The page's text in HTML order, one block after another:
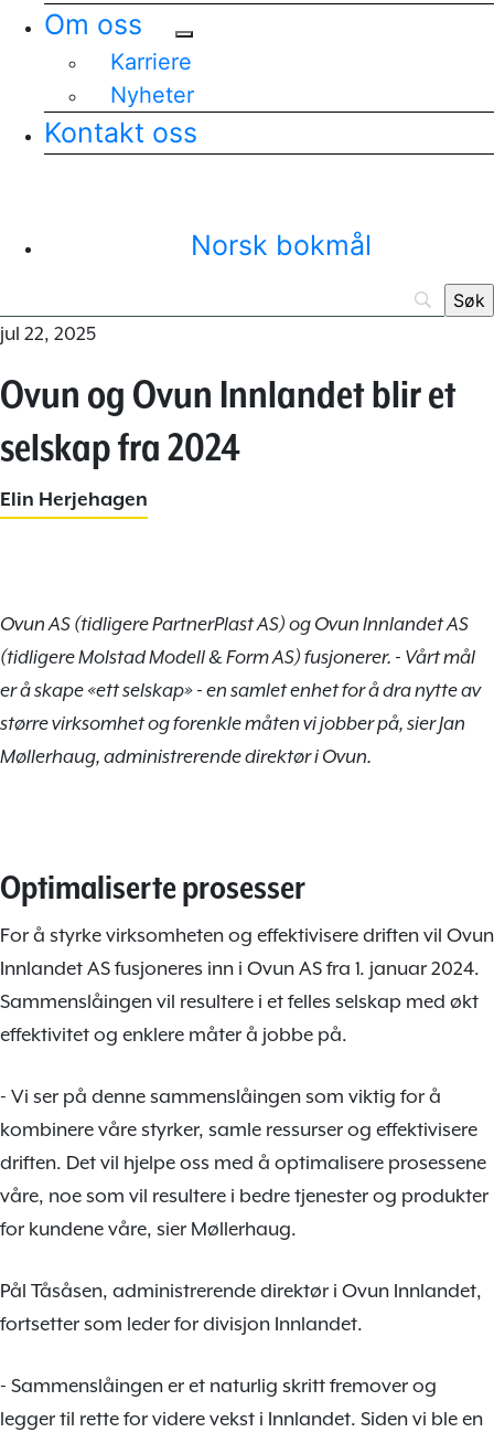
Om oss
Karriere
Nyheter
Kontakt oss
Norsk bokmål
jul 22, 2025
Ovun og Ovun Innlandet blir et
selskap fra 2024
Elin Herjehagen
Ovun AS (tidligere PartnerPlast AS) og Ovun Innlandet AS
(tidligere Molstad Modell & Form AS) fusjonerer. - Vårt mål
er å skape «ett selskap» - en samlet enhet for å dra nytte av
større virksomhet og forenkle måten vi jobber på, sier Jan
Møllerhaug, administrerende direktør i Ovun.
Optimaliserte prosesser
For å styrke virksomheten og effektivisere driften vil Ovun
Innlandet AS fusjoneres inn i Ovun AS fra 1. januar 2024.
Sammenslåingen vil resultere i et felles selskap med økt
effektivitet og enklere måter å jobbe på.
- Vi ser på denne sammenslåingen som viktig for å
kombinere våre styrker, samle ressurser og effektivisere
driften. Det vil hjelpe oss med å optimalisere prosessene
våre, noe som vil resultere i bedre tjenester og produkter
for kundene våre, sier Møllerhaug.
Pål Tåsåsen, administrerende direktør i Ovun Innlandet,
fortsetter som leder for divisjon Innlandet.
- Sammenslåingen er et naturlig skritt fremover og
legger til rette for videre vekst i Innlandet. Siden vi ble en